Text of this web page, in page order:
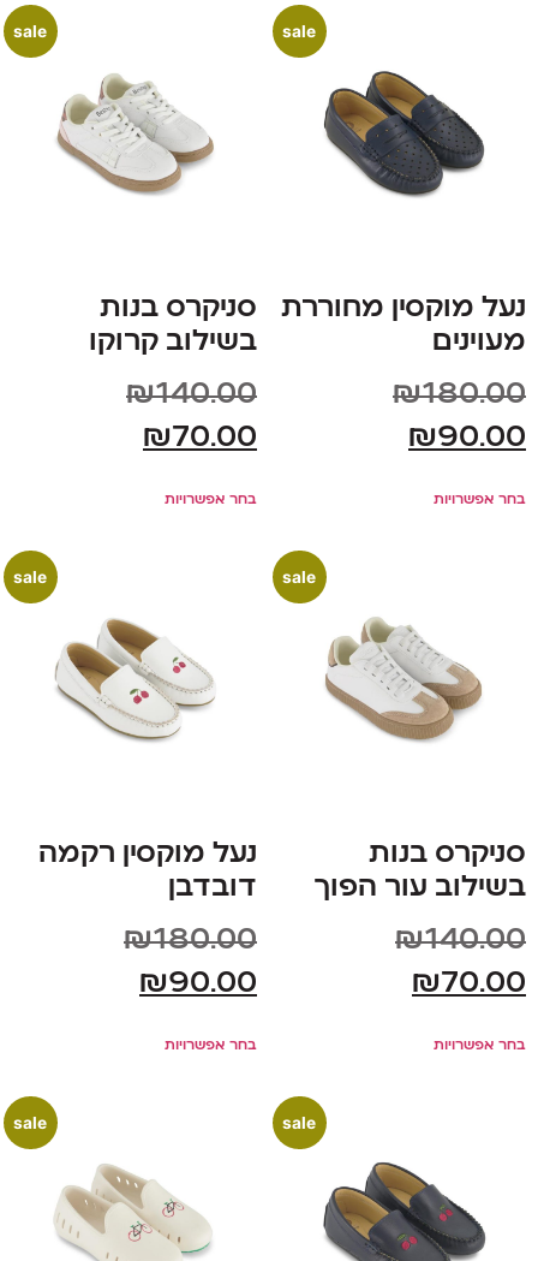
sale
נעל מוקסין מחוררת
מעוינים
₪180.00
₪90.00
בחר אפשרויות
sale
סניקרס בנות
בשילוב קרוקו
₪140.00
₪ 70.00
בחר אפשרויות
sale
סניקרס בנות
בשילוב עור הפוך
₪140.00
₪ 70.00
בחר אפשרויות
sale
נעל מוקסין רקמה
דובדבן
₪180.00
₪90.00
בחר אפשרויות
sale
sale